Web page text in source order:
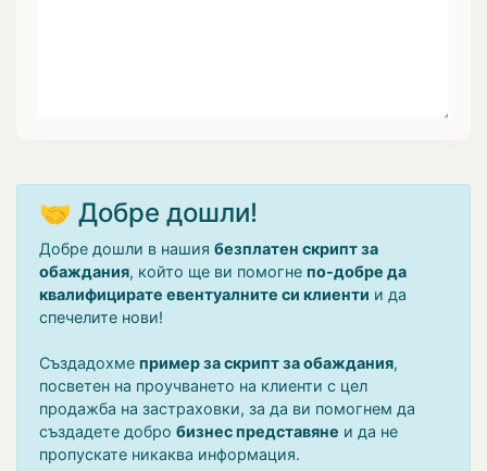
🤝 Добре дошли!
Добре дошли в нашия безплатен скрипт за
обаждания, който ще ви помогне по-добре да
квалифицирате евентуалните си клиенти и да
спечелите нови!
Създадохме пример за скрипт за обаждания,
посветен на проучването на клиенти с цел
продажба на застраховки, за да ви помогнем да
създадете добро бизнес представяне и да не
пропускате никаква информация.